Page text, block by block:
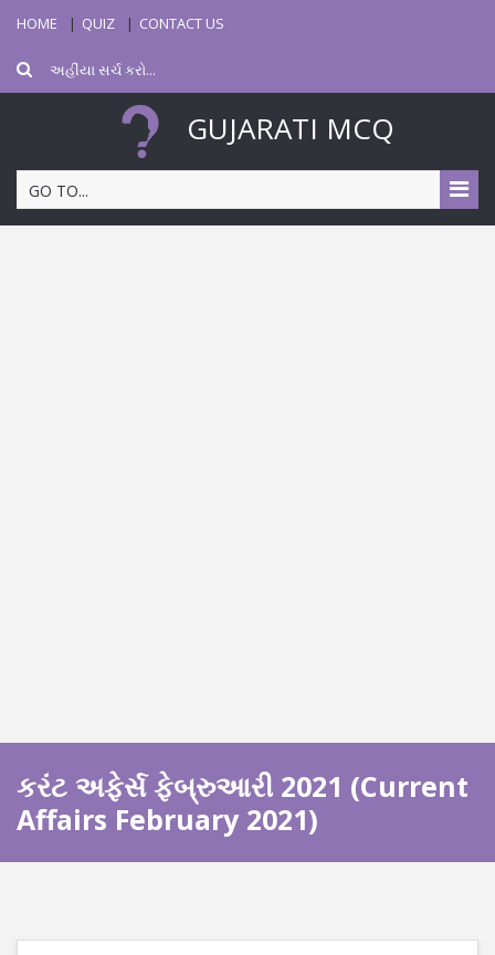
HOME QUIZ CONTACT US
GUJARATI MCQ
GO TO...
કરંટ અફેર્સ ફેબ્રુઆરી 2021 (Current
Affairs February 2021)